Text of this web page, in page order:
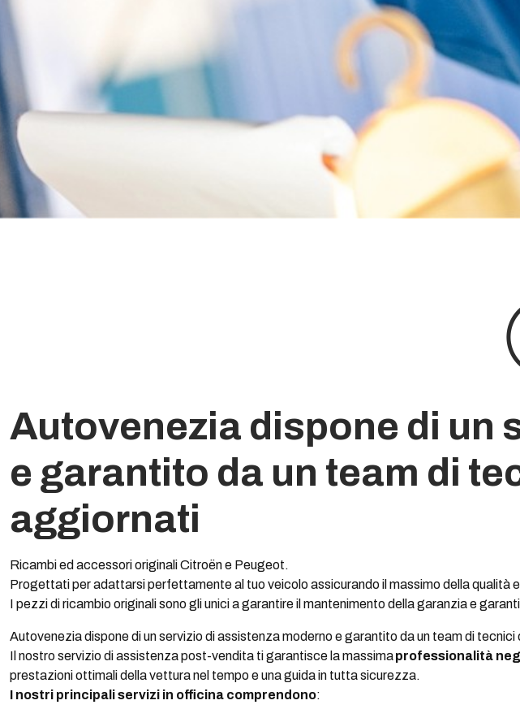
Autovenezia dispone di un
e garantito da un team di
aggiornati
Ricambi ed accessori originali Citroën e Peugeot.
Progettati per adattarsi perfettamente al tuo veicolo assicurando il massimo della qualità
I pezzi di ricambio originali sono gli unici a garantire il mantenimento della garanzia e
Autovenezia dispone di un servizio di assistenza moderno e garantito da un team di
Il nostro servizio di assistenza post-vendita ti garantisce la massimaprofessionalità
prestazioni ottimali della vettura nel tempo e una guida in tutta sicurezza.
I nostri principali servizi in officina comprendono: